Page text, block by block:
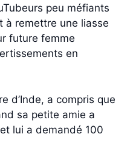
peu méfiants
à remettre une liasse
future femme
en
d’Inde, a compris que
sa petite amie a
lui a demandé 100